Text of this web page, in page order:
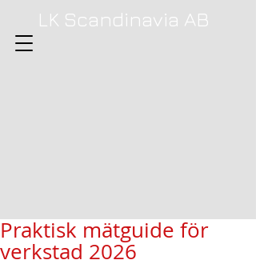
LK Scandinavia AB
Praktisk mätguide för
verkstad 2026